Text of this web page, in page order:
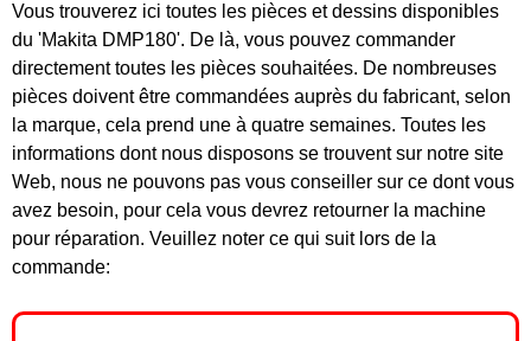
Vous trouverez ici toutes les pièces et dessins disponibles
du 'Makita DMP180'. De là, vous pouvez commander
directement toutes les pièces souhaitées. De nombreuses
pièces doivent être commandées auprès du fabricant, selon
la marque, cela prend une à quatre semaines. Toutes les
informations dont nous disposons se trouvent sur notre site
Web, nous ne pouvons pas vous conseiller sur ce dont vous
avez besoin, pour cela vous devrez retourner la machine
pour réparation. Veuillez noter ce qui suit lors de la
commande: